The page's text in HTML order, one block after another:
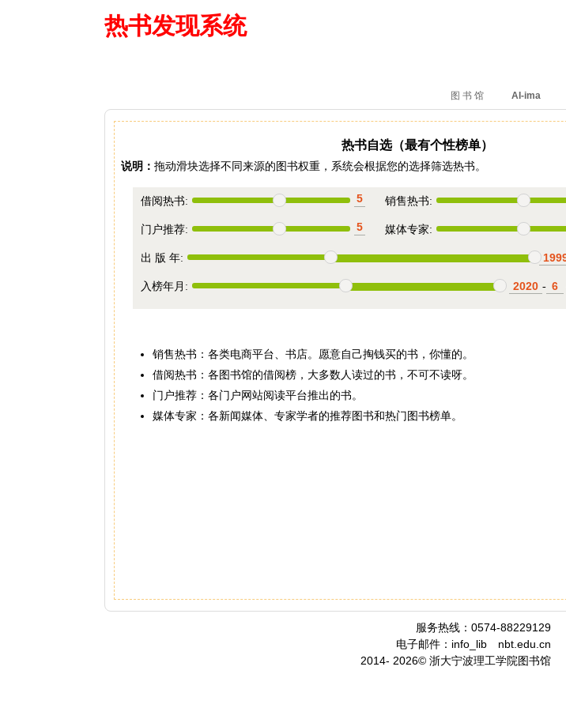
热书发现系统
图 书 馆 AI-ima
热书自选（最有个性榜单）
说明： 拖动滑块选择不同来源的图书权重，系统会根据您的选择筛选热书。
借阅热书: 销售热书:
门户推荐: 媒体专家:
出 版 年:
入榜年月: -
销售热书：各类电商平台、书店。愿意自己掏钱买的书，你懂的。
借阅热书：各图书馆的借阅榜，大多数人读过的书，不可不读呀。
门户推荐：各门户网站阅读平台推出的书。
媒体专家：各新闻媒体、专家学者的推荐图书和热门图书榜单。
服务热线：0574-88229129
电子邮件：info_lib
nbt.edu.cn
2014- 2026© 浙大宁波理工学院图书馆